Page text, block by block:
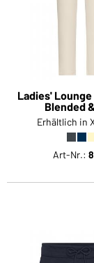
Sie möchten
Hier
Ladies' Lounge
Blended
Erhältlich in
Art-Nr.: